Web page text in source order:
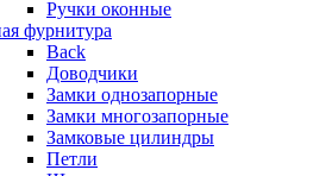
Ручки оконные
фурнитура
Back
Доводчики
Замки однозапорные
Замки многозапорные
Замковые цилиндры
Петли